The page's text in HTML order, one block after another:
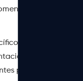
en que llega
comuníquese
sobre la
pueden realizar